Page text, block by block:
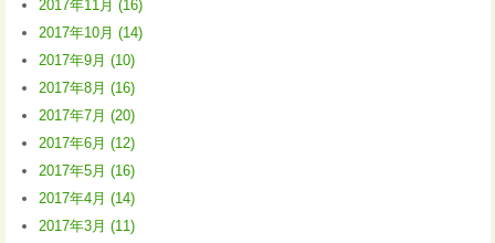
2017年11月 (16)
2017年10月 (14)
2017年9月 (10)
2017年8月 (16)
2017年7月 (20)
2017年6月 (12)
2017年5月 (16)
2017年4月 (14)
2017年3月 (11)